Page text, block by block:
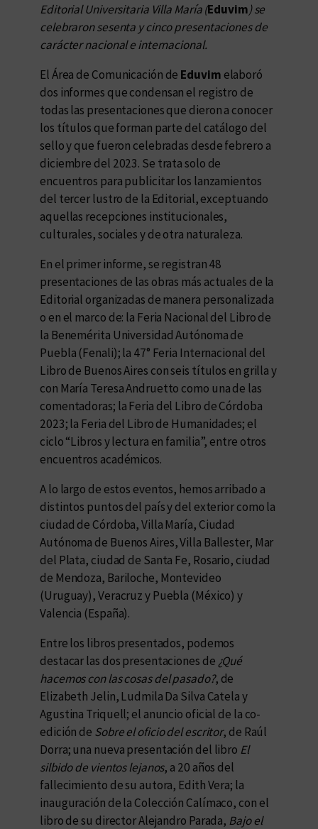
Editorial Universitaria Villa María (Eduvim) se
celebraron sesenta y cinco presentaciones de
carácter nacional e internacional.
El Área de Comunicación de Eduvim elaboró
dos informes que condensan el registro de
todas las presentaciones que dieron a conocer
los títulos que forman parte del catálogo del
sello y que fueron celebradas desde febrero a
diciembre del 2023. Se trata solo de
encuentros para publicitar los lanzamientos
del tercer lustro de la Editorial, exceptuando
aquellas recepciones institucionales,
culturales, sociales y de otra naturaleza.
En el primer informe, se registran 48
presentaciones de las obras más actuales de la
Editorial organizadas de manera personalizada
o en el marco de: la Feria Nacional del Libro de
la Benemérita Universidad Autónoma de
Puebla (Fenali); la 47° Feria Internacional del
Libro de Buenos Aires con seis títulos en grilla y
con María Teresa Andruetto como una de las
comentadoras; la Feria del Libro de Córdoba
2023; la Feria del Libro de Humanidades; el
ciclo “Libros y lectura en familia”, entre otros
encuentros académicos.
A lo largo de estos eventos, hemos arribado a
distintos puntos del país y del exterior como la
ciudad de Córdoba, Villa María, Ciudad
Autónoma de Buenos Aires, Villa Ballester, Mar
del Plata, ciudad de Santa Fe, Rosario, ciudad
de Mendoza, Bariloche, Montevideo
(Uruguay), Veracruz y Puebla (México) y
Valencia (España).
Entre los libros presentados, podemos
destacar las dos presentaciones de ¿Qué
hacemos con las cosas del pasado?, de
Elizabeth Jelin, Ludmila Da Silva Catela y
Agustina Triquell; el anuncio oficial de la co-
edición de Sobre el oficio del escritor, de Raúl
Dorra; una nueva presentación del libro El
silbido de vientos lejanos, a 20 años del
fallecimiento de su autora, Edith Vera; la
inauguración de la Colección Calímaco, con el
libro de su director Alejandro Parada, Bajo el